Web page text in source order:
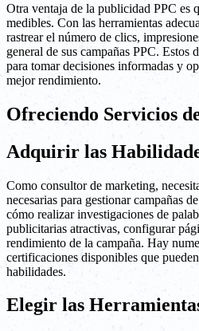
Otra ventaja de la publicidad PPC es
medibles. Con las herramientas
rastrear el número de clics,
general de sus campañas PPC. Estos
para tomar decisiones informadas y
mejor rendimiento.
Ofreciendo Servicios
Adquirir las
Como consultor de marketing,
necesarias para gestionar campañas
cómo realizar investigaciones de
publicitarias atractivas, configurar
rendimiento de la campaña. Hay
certificaciones disponibles que
habilidades.
Elegir las